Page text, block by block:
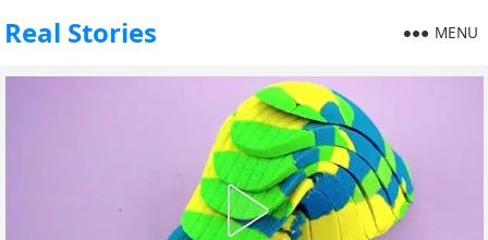
Real Stories MENU